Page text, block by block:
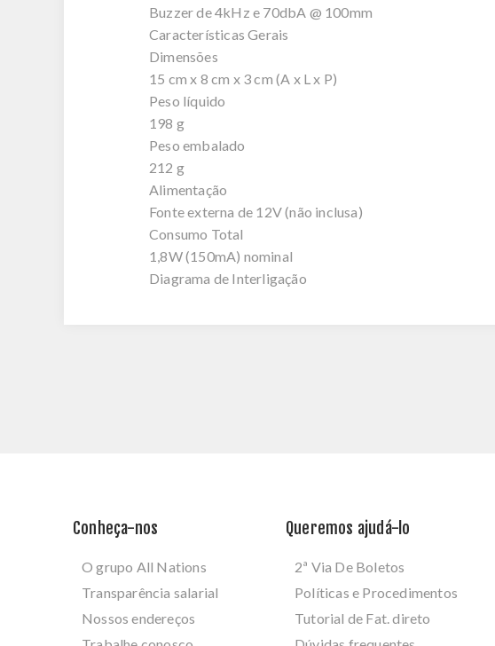
Buzzer de 4kHz e 70dbA @ 100mm
Características Gerais
Dimensões
15 cm x 8 cm x 3 cm (A x L x P)
Peso líquido
198 g
Peso embalado
212 g
Alimentação
Fonte externa de 12V (não inclusa)
Consumo Total
1,8W (150mA) nominal
Diagrama de Interligação
Conheça-nos
O grupo All Nations
Transparência salarial
Nossos endereços
Queremos ajudá-lo
2ª Via De Boletos
Políticas e Procedimentos
Tutorial de Fat. direto